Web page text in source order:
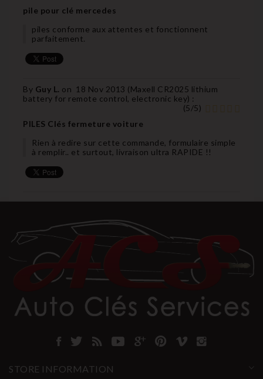
pile pour clé mercedes
piles conforme aux attentes et fonctionnent
parfaitement.
By Guy L. on 18 Nov 2013 (Maxell CR2025 lithium
battery for remote control, electronic key) :
(5/5)
PILES Clés fermeture voiture
Rien à redire sur cette commande, formulaire simple
à remplir.. et surtout, livraison ultra RAPIDE !!
STORE INFORMATION